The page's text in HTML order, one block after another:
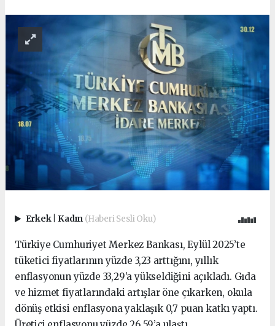
Erkek Kadın (Haberi Sesli Oku)
Türkiye Cumhuriyet Merkez Bankası, Eylül 2025’te
tüketici fiyatlarının yüzde 3,23 arttığını, yıllık
enflasyonun yüzde 33,29’a yükseldiğini açıkladı. Gıda
ve hizmet fiyatlarındaki artışlar öne çıkarken, okula
dönüş etkisi enflasyona yaklaşık 0,7 puan katkı yaptı.